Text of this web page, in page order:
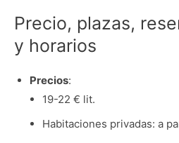
Precio, plazas,
y horarios
Precios:
19-22 € lit.
Habitaciones privadas: a